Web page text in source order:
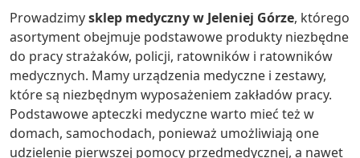
Prowadzimysklep medyczny w Jeleniej Górze, którego
asortyment obejmuje podstawowe produkty niezbędne
do pracy strażaków, policji, ratowników i ratowników
medycznych. Mamy urządzenia medyczne i zestawy,
które są niezbędnym wyposażeniem zakładów pracy.
Podstawowe apteczki medyczne warto mieć też w
domach, samochodach, ponieważ umożliwiają one
udzielenie pierwszej pomocy przedmedycznej, a nawet